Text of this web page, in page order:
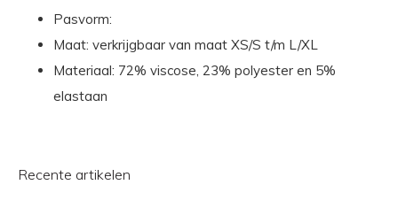
Pasvorm:
Maat: verkrijgbaar van maat XS/S t/m L/XL
Materiaal: 72% viscose, 23% polyester en 5%
elastaan
Recente artikelen